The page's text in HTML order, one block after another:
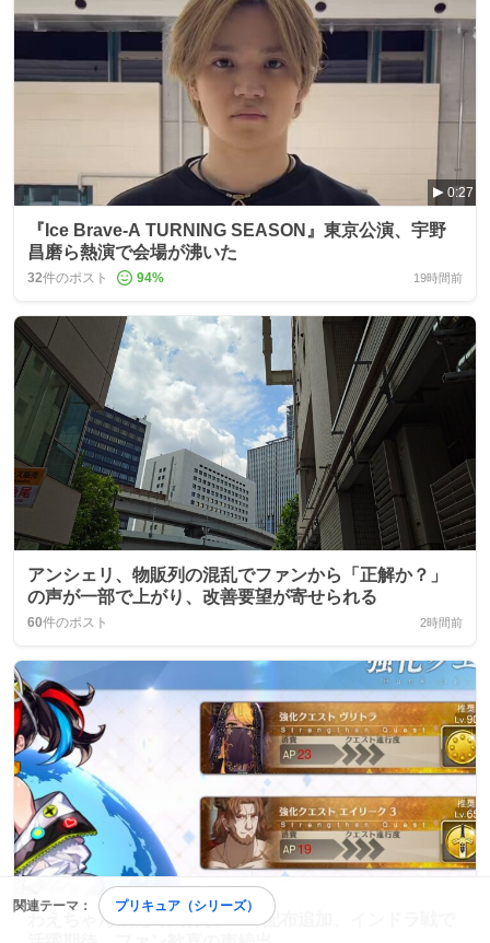
関連テーマ： プリキュア（シリーズ）
0:27
『Ice Brave‑A TURNING SEASON』東京公演、宇野
昌磨ら熱演で会場が沸いた
32件のポスト 94% 19時間前
アンシェリ、物販列の混乱でファンから「正解か？」
の声が一部で上がり、改善要望が寄せられる
60件のポスト 2時間前
わえちゃん強化で天特攻＆NP配布追加、インドラ戦で